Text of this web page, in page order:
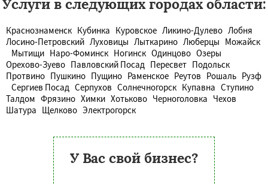
Услуги в следующих городах области:
Краснознаменск Кубинка Куровское Ликино-Дулево Лобня
Лосино-Петровский Луховицы Лыткарино Люберцы Можайск
Мытищи Наро-Фоминск Ногинск Одинцово Озеры
Орехово-Зуево Павловский Посад Пересвет Подольск
Протвино Пушкино Пущино Раменское Реутов Рошаль Рузф
Сергиев Посад Серпухов Солнечногорск Купавна Ступино
Талдом Фрязино Химки Хотьково Черноголовка Чехов
Шатура Щелково Электрогорск
У Вас свой бизнес?